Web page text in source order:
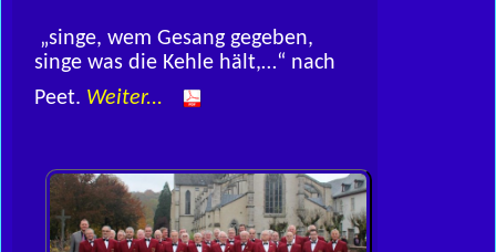
„singe, wem Gesang gegeben,
singe was die Kehle hält,…“ nach
Peet. Weiter...